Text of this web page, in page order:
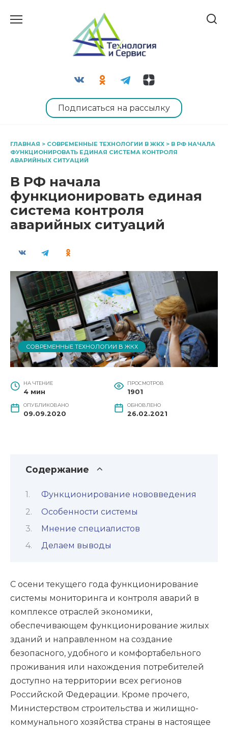
Подписаться на рассылку
ГЛАВНАЯ > СОВРЕМЕННЫЕ ТЕХНОЛОГИИ В ЖКХ > В РФ НАЧАЛА
ФУНКЦИОНИРОВАТЬ ЕДИНАЯ СИСТЕМА КОНТРОЛЯ
АВАРИЙНЫХ СИТУАЦИЙ
В РФ начала
функционировать единая
система контроля
аварийных ситуаций
СОВРЕМЕННЫЕ ТЕХНОЛОГИИ В ЖКХ
НА ЧТЕНИЕ
4 мин
ПРОСМОТРОВ
1901
ОПУБЛИКОВАНО
09.09.2020
ОБНОВЛЕНО
26.02.2021
Содержание
Функционирование нововведения
Особенности системы
Мнение специалистов
Делаем выводы
С осени текущего года функционирование
системы мониторинга и контроля аварий в
комплексе отраслей экономики,
обеспечивающем функционирование жилых
зданий и направленном на создание
безопасного, удобного и комфортабельного
проживания или нахождения потребителей
доступно на территории всех регионов
Российской Федерации. Кроме прочего,
Министерством строительства и жилищно-
коммунального хозяйства страны в настоящее